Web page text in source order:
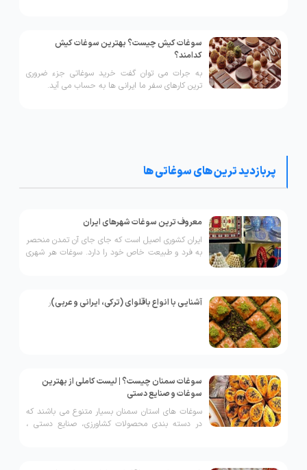
سوغات کیش چیست؟ بهترین سوغات کیش
کدامند؟
به جرات می توان گفت خرید سوغاتی جزء ضروری
ترین کارهای سفر ما ایرانی ها به حساب می آید.
پربازدید ترین های سوغاتی ها
معروف ترین سوغات شهرهای ایران
ایران کشوری اصیل است که جای جای آن تمدن منحصر
به فرد و طبیعت خاص خود را دارد. سوغات هر شهری
منطقه، حتی خوراکی های خوشمزه و سنتی است. یکی
آشنایی با انواع باقلوای (ترکی، ایرانی و عربی)ر
سوغات سمنان چیست؟ | لیست کاملی از بهترین
سوغات و صنایع دستی
سوغات های استان سمنان بسیار متنوع می باشند که
در دسته بندی محصولات کشاورزی، صنایع دستی ،